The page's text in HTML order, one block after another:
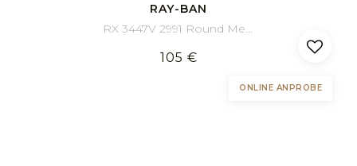
RAY-BAN
RX 3447V 2991 Round Metal 47/21
105 €
ONLINE ANPROBE